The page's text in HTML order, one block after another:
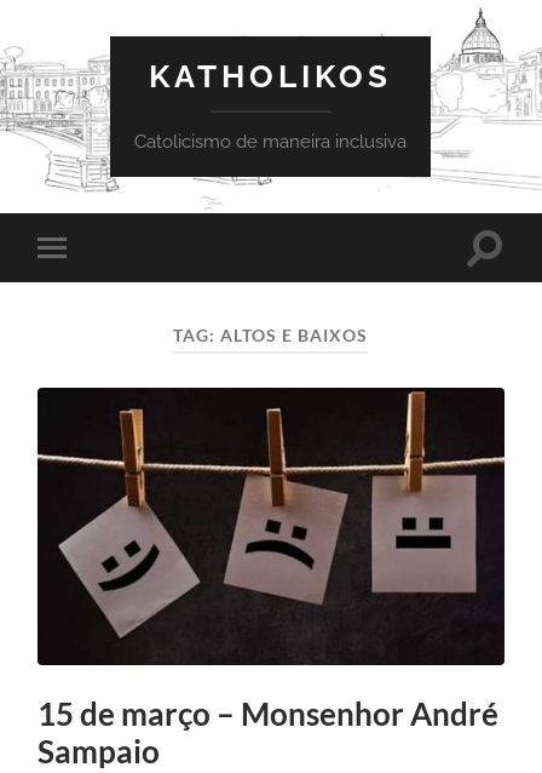
KATHOLIKOS
Catolicismo de maneira inclusiva
Toggle
mobile
Toggle
TAG:ALTOS E BAIXOS
15 de março – Monsenhor André
Sampaio